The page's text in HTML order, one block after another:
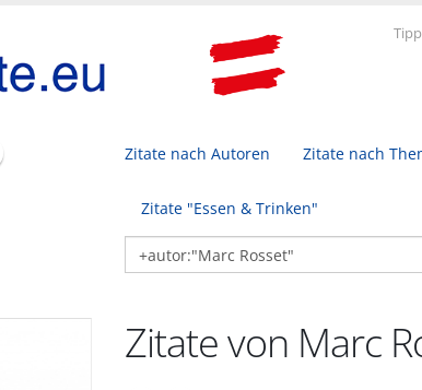
Zitate nach Autoren Zitate nach
Zitate "Essen & Trinken"
Zitate von Marc